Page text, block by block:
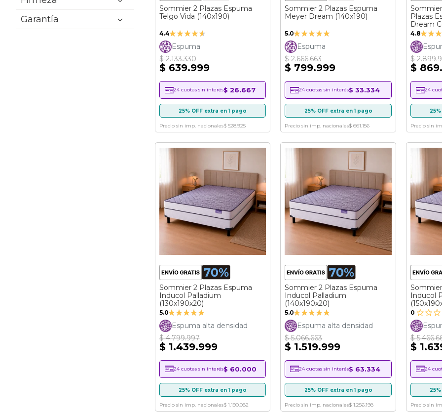
Sommier 2 Plazas Espuma
Telgo Vida (140x190)
4.4Valoración:
87%
Espuma
$ 2.133.330
$ 639.999
24 cuotas sin interés$ 26.667
25% OFF extra en 1 pago
Precio sin imp. nacionales$ 528.925
Sommier 2 Plazas Espuma
Meyer Dream (140x190)
5.0Valoración:
99%
Espuma
$ 2.666.663
$ 799.999
24 cuotas sin interés$ 33.334
25% OFF extra en 1 pago
Precio sin imp. nacionales$ 661.156
Plazas
Dream
4.8
96%
$
$
24
Precio sin
Sommier 2 Plazas Espuma
Inducol Palladium
(130x190x20)
5.0Valoración:
100%
Espuma alta densidad
$ 4.799.997
$ 1.439.999
24 cuotas sin interés$ 60.000
25% OFF extra en 1 pago
Precio sin imp. nacionales$ 1.190.082
Sommier 2 Plazas Espuma
Inducol Palladium
(140x190x20)
5.0Valoración:
100%
Espuma alta densidad
$ 5.066.663
$ 1.519.999
24 cuotas sin interés$ 63.334
25% OFF extra en 1 pago
Precio sin imp. nacionales$ 1.256.198
Inducol
0
$
$
24
Precio sin
Garantía